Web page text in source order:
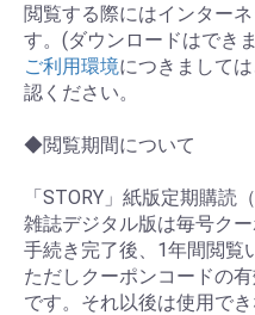
閲覧する際にはインター
す。(ダウンロードはでき
ご利用環境につきまして
認ください。
◆閲覧期間について
「STORY」紙版定期購読
雑誌デジタル版は毎号ク
手続き完了後、1年間閲覧
ただしクーポンコードの
です。それ以後は使用で